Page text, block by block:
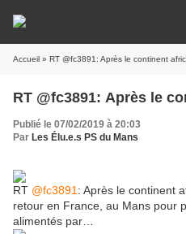
Accueil » RT @fc3891: Après le continent
RT @fc3891: Après le
Publié le 07/02/2019 à 20:03
Par Les Élu.e.s PS du Mans
RT @fc3891 : Après le continent
retour en France, au Mans pour
alimentés par…